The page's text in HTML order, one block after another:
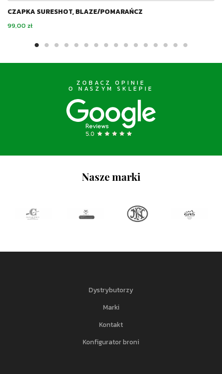
CZAPKA SURESHOT, BLAZE/POMARAŃCZ
Cena
99,00 zł
ZOBACZ OPINIE
O NASZYM SKLEPIE
Nasze marki
Dystrybutorzy
Marki
Kontakt
Konfigurator broni